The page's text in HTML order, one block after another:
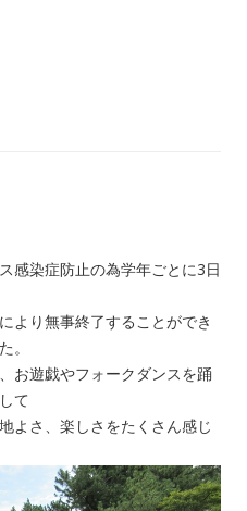
感染症防止の為学年ごとに3日
より無事終了することができ
。
お遊戯やフォークダンスを踊
て
よさ、楽しさをたくさん感じ